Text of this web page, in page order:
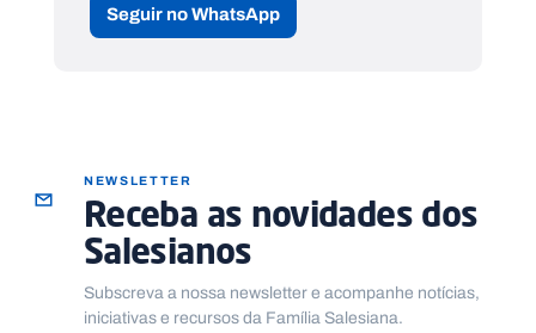
Seguir no WhatsApp
NEWSLETTER
Receba as novidades dos
Salesianos
Subscreva a nossa newsletter e acompanhe notícias,
iniciativas e recursos da Família Salesiana.